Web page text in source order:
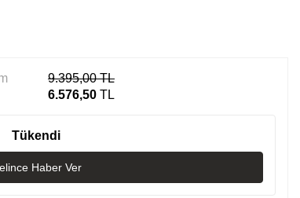
9.395,00TL
6.576,50TL
Tükendi
Haber Ver